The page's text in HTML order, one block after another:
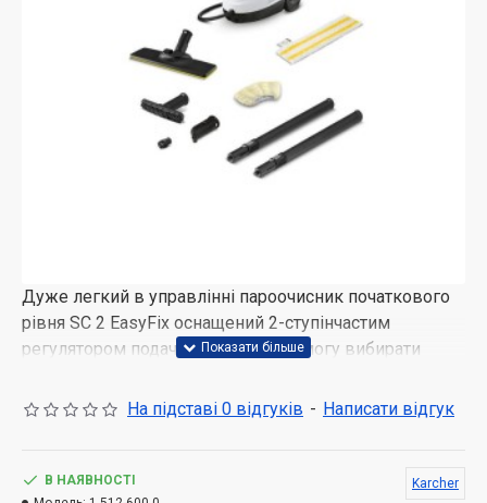
Дуже легкий в управлінні пароочисник початкового
рівня SC 2 EasyFix оснащений 2-ступінчастим
регулятором подачі пари, що дає змогу вибирати
від різних забруднень. Зручність прибирання
"запаркувати" насадку для підлоги на час перерви в
На підставі 0 відгуків - Написати відгук
В НАЯВНОСТІ
Karcher